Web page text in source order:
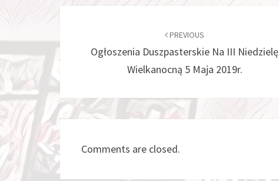
navigation
PREVIOUS
Ogłoszenia Duszpasterskie Na III Niedzielę
Wielkanocną 5 Maja 2019r.
Comments are closed.